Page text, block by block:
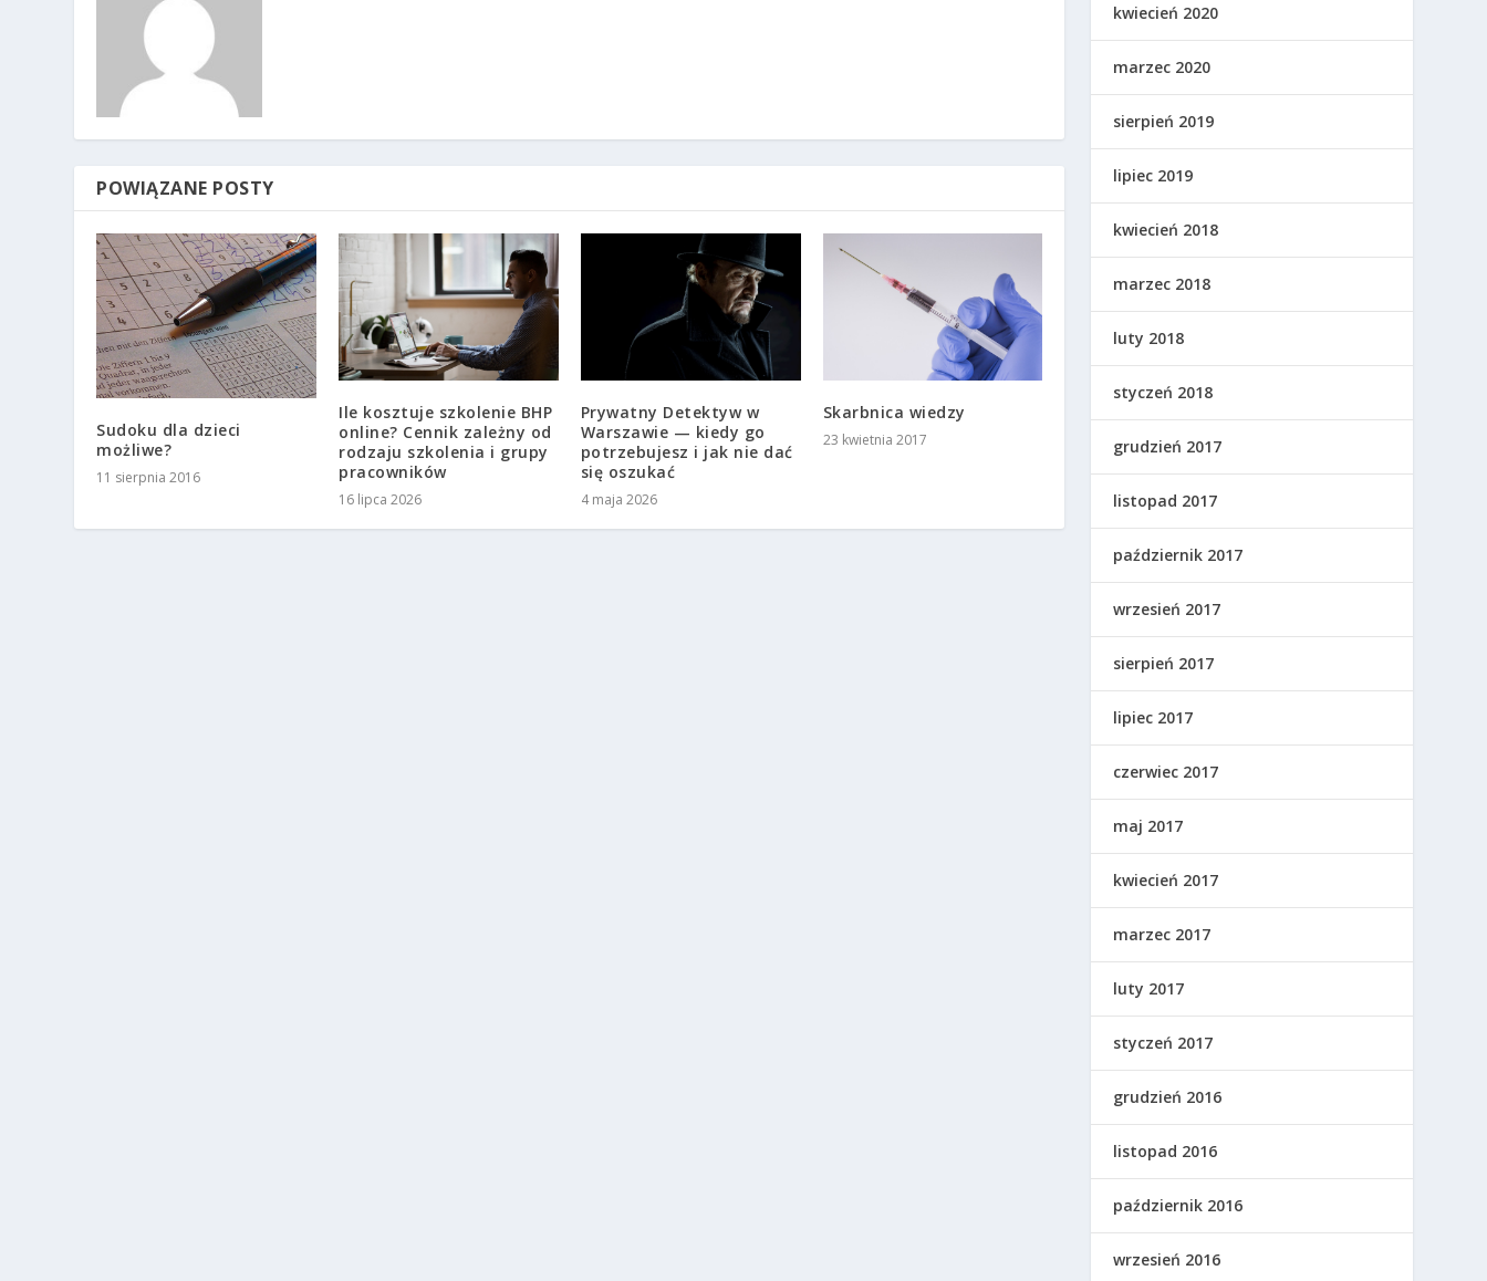
POWIĄZANE POSTY
Sudoku dla dzieci
możliwe?
11 sierpnia 2016
Ile kosztuje szkolenie BHP
online? Cennik zależny od
rodzaju szkolenia i grupy
pracowników
16 lipca 2026
Prywatny Detektyw w
Warszawie — kiedy go
potrzebujesz i jak nie dać
się oszukać
4 maja 2026
Skarbnica wiedzy
23 kwietnia 2017
kwiecień 2020
marzec 2020
sierpień 2019
lipiec 2019
kwiecień 2018
marzec 2018
luty 2018
styczeń 2018
grudzień 2017
listopad 2017
październik 2017
wrzesień 2017
sierpień 2017
lipiec 2017
czerwiec 2017
maj 2017
kwiecień 2017
marzec 2017
luty 2017
styczeń 2017
grudzień 2016
listopad 2016
październik 2016
wrzesień 2016